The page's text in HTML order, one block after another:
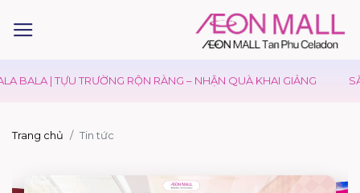
| TỰU TRƯỜNG RỘN RÀNG – NHẬN QUÀ KHAI GIẢNG SĂN
Trang chủ Tin tức